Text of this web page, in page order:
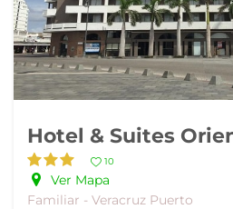
Hotel & Suites
10
Ver Mapa
Familiar - Veracruz Puerto